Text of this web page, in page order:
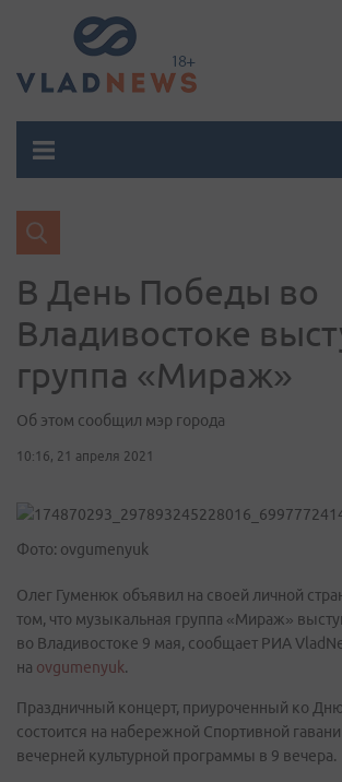
В День Победы во
Владивостоке
группа «Мираж»
Об этом сообщил мэр города
10:16, 21 апреля 2021
Фото: ovgumenyuk
Олег Гуменюк объявил на своей личной
том, что музыкальная группа «Мираж»
во Владивостоке 9 мая, сообщает РИА
на ovgumenyuk.
Праздничный концерт, приуроченный ко
состоится на набережной Спортивной
вечерней культурной программы в 9 вечера.